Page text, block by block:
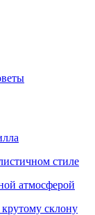
стиле
атмосферой
склону